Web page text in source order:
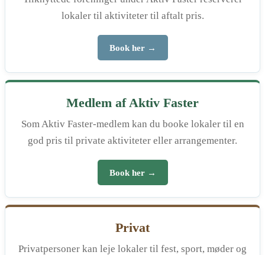
lokaler til aktiviteter til aftalt pris.
Book her →
Medlem af Aktiv Faster
Som Aktiv Faster-medlem kan du booke lokaler til en
god pris til private aktiviteter eller arrangementer.
Book her →
Privat
Privatpersoner kan leje lokaler til fest, sport, møder og